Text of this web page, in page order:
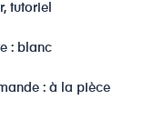
tutoriel
: blanc
: à la pièce